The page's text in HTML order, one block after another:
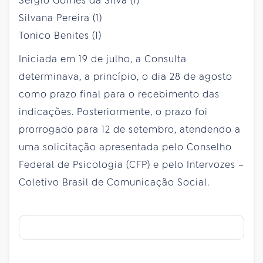
Silvana Pereira (1)
Tonico Benites (1)
Iniciada em 19 de julho, a Consulta
determinava, a princípio, o dia 28 de agosto
como prazo final para o recebimento das
indicações. Posteriormente, o prazo foi
prorrogado para 12 de setembro, atendendo a
uma solicitação apresentada pelo Conselho
Federal de Psicologia (CFP) e pelo Intervozes –
Coletivo Brasil de Comunicação Social.